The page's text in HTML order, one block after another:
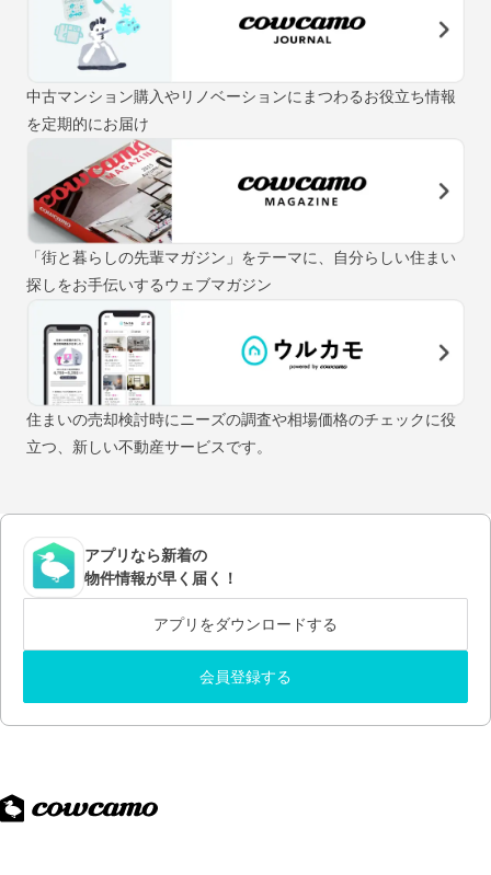
中古マンション購入やリノベーションにまつわるお役立ち情報
を定期的にお届け
「街と暮らしの先輩マガジン」をテーマに、自分らしい住まい
探しをお手伝いするウェブマガジン
住まいの売却検討時にニーズの調査や相場価格のチェックに役
立つ、新しい不動産サービスです。
アプリなら新着の
物件情報が早く届く！
アプリをダウンロードする
会員登録する